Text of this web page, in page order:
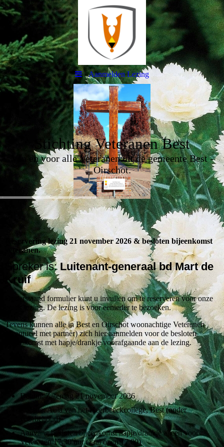
Aanmelden Lezing
Stichting Veteranen Best
Van en voor alle Veteranen uit de gemeente Best -
Oirschot.
Reservering lezing 21 november 2026 & besloten bijeenkomst
veteranen.
Spreker is:Luitenant-generaal bd Mart de
Kruif
Onderstaand formulier kunt u invullen om te reserveren voor onze
gratis lezing. De lezing is voor eenieder te bezoeken.
Tevens kunnen alle in Best en Oirschot woonachtige Veteranen
(eventueel met partner) zich hier aanmelden voor de besloten
bijeenkomst met hapje/drankje voorafgaande aan de lezing.
Datum: Zaterdag 21 november 2026
Locatie: Aula van het Heerbeeckcollege, Best (onder
voorbehoud)
Aanvang besloten bijeenkomst hapje/drankje alleen voor
Veteranen 17.30 uur (zaal open 17.00)